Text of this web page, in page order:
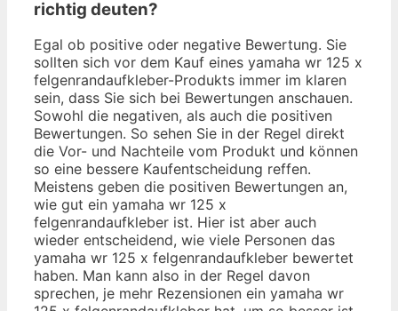
richtig deuten?
Egal ob positive oder negative Bewertung. Sie
sollten sich vor dem Kauf eines yamaha wr 125 x
felgenrandaufkleber-Produkts immer im klaren
sein, dass Sie sich bei Bewertungen anschauen.
Sowohl die negativen, als auch die positiven
Bewertungen. So sehen Sie in der Regel direkt
die Vor- und Nachteile vom Produkt und können
so eine bessere Kaufentscheidung reffen.
Meistens geben die positiven Bewertungen an,
wie gut ein yamaha wr 125 x
felgenrandaufkleber ist. Hier ist aber auch
wieder entscheidend, wie viele Personen das
yamaha wr 125 x felgenrandaufkleber bewertet
haben. Man kann also in der Regel davon
sprechen, je mehr Rezensionen ein yamaha wr